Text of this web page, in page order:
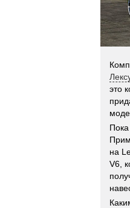
это
на
V6,